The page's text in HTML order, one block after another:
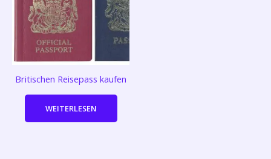
Britischen Reisepass kaufen
WEITERLESEN